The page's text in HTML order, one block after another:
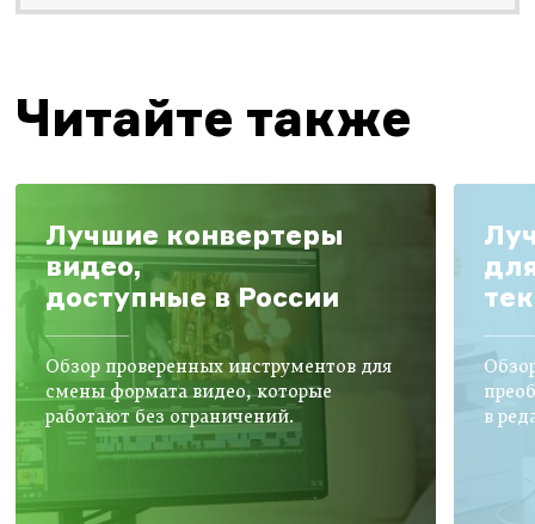
Читайте также
Лучшие конвертеры
видео,
доступные в России
Обзор проверенных инструментов для
смены формата видео, которые
работают без ограничений.
в